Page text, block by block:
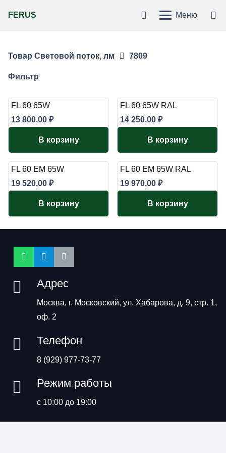
FERUS Меню
Товар Световой поток, лм 7809
Фильтр
FL 60 65W
13 800,00 ₽
В корзину
FL 60 65W RAL
14 250,00 ₽
В корзину
FL 60 EM 65W
19 520,00 ₽
В корзину
FL 60 EM 65W RAL
19 970,00 ₽
В корзину
Адрес
Москва, г. Московский, ул. Хабарова, д. 9, стр. 1,
оф. 2
Телефон
8 (929) 977-73-77
Режим работы
с 10:00 до 19:00